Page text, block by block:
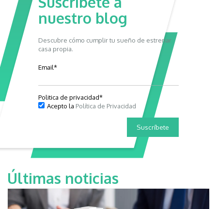
nuestro blog
Descubre cómo cumplir tu sueño de estrenar
casa propia.
Email*
Politica de privacidad*
Acepto la Política de Privacidad
Últimas noticias